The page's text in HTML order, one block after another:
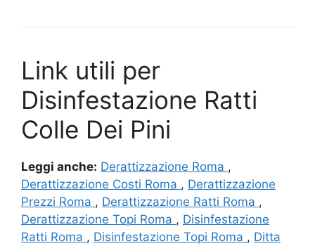
Link utili per
Disinfestazione Ratti
Colle Dei Pini
Leggi anche: Derattizzazione Roma ,
Derattizzazione Costi Roma , Derattizzazione
Prezzi Roma , Derattizzazione Ratti Roma ,
Derattizzazione Topi Roma , Disinfestazione
Ratti Roma , Disinfestazione Topi Roma , Ditta